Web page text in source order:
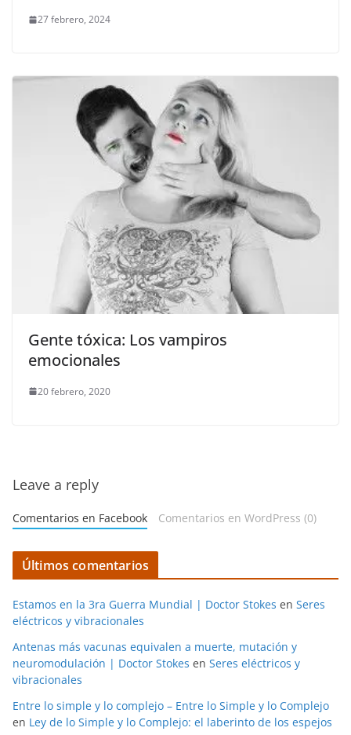
27 febrero, 2024
Gente tóxica: Los vampiros
emocionales
20 febrero, 2020
Leave a reply
Comentarios en Facebook Comentarios en WordPress (0)
Últimos comentarios
Estamos en la 3ra Guerra Mundial | Doctor Stokes en Seres
eléctricos y vibracionales
Antenas más vacunas equivalen a muerte, mutación y
neuromodulación | Doctor Stokes en Seres eléctricos y
vibracionales
Entre lo simple y lo complejo – Entre lo Simple y lo Complejo
en Ley de lo Simple y lo Complejo: el laberinto de los espejos